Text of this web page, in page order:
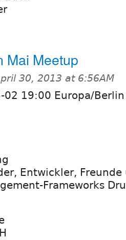
Mai Meetup
30, 2013 at 6:56AM
02 19:00 Europa/Berlin
Entwickler,
Frameworks